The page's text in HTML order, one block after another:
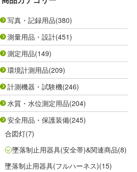
写真・記録用品(380)
測量用品・設計(451)
測定用品(149)
環境計測用品(209)
計測機器・試験機(246)
水質・水位測定用品(204)
安全用品・保護装備(245)
合図灯(7)
墜落制止用器具(安全帯)&関連商品(8)
墜落制止用器具(フルハーネス)(15)